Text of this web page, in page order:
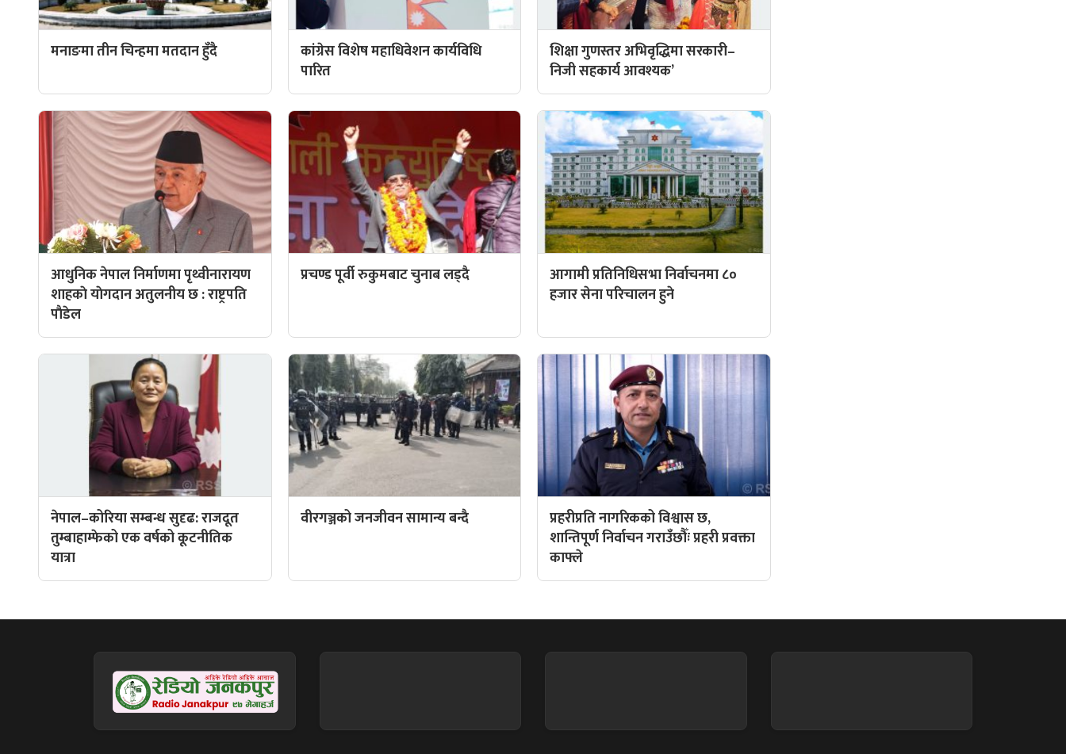
मनाङमा तीन चिन्हमा मतदान हुँदै
कांग्रेस विशेष महाधिवेशन कार्यविधि
पारित
शिक्षा गुणस्तर अभिवृद्धिमा सरकारी–
निजी सहकार्य आवश्यक’
आधुनिक नेपाल निर्माणमा पृथ्वीनारायण
शाहकाे याेगदान अतुलनीय छ : राष्ट्रपति
पाैडेल
प्रचण्ड पूर्वी रुकुमबाट चुनाब लड्दै
आगामी प्रतिनिधिसभा निर्वाचनमा ८०
हजार सेना परिचालन हुने
नेपाल–कोरिया सम्बन्ध सुदृढ: राजदूत
तुम्बाहाम्फेको एक वर्षको कूटनीतिक
यात्रा
वीरगञ्जको जनजीवन सामान्य बन्दै
प्रहरीप्रति नागरिकको विश्वास छ,
शान्तिपूर्ण निर्वाचन गराउँछौँः प्रहरी प्रवक्ता
काफ्ले